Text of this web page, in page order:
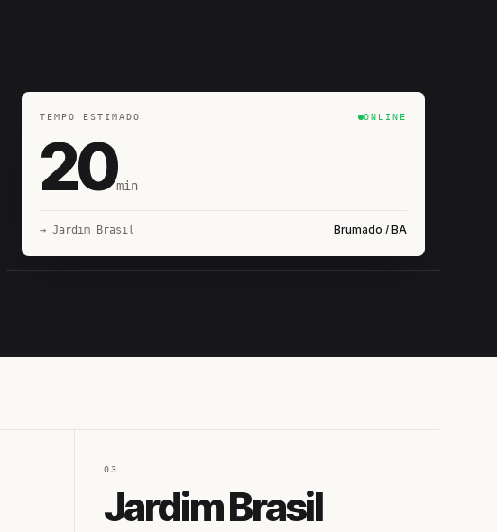
TEMPO ESTIMADO ONLINE
20min
→ Jardim Brasil Brumado / BA
03
Jardim Brasil